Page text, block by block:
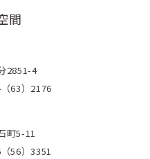
間
2851-4
63）2176
町5-11
56）3351